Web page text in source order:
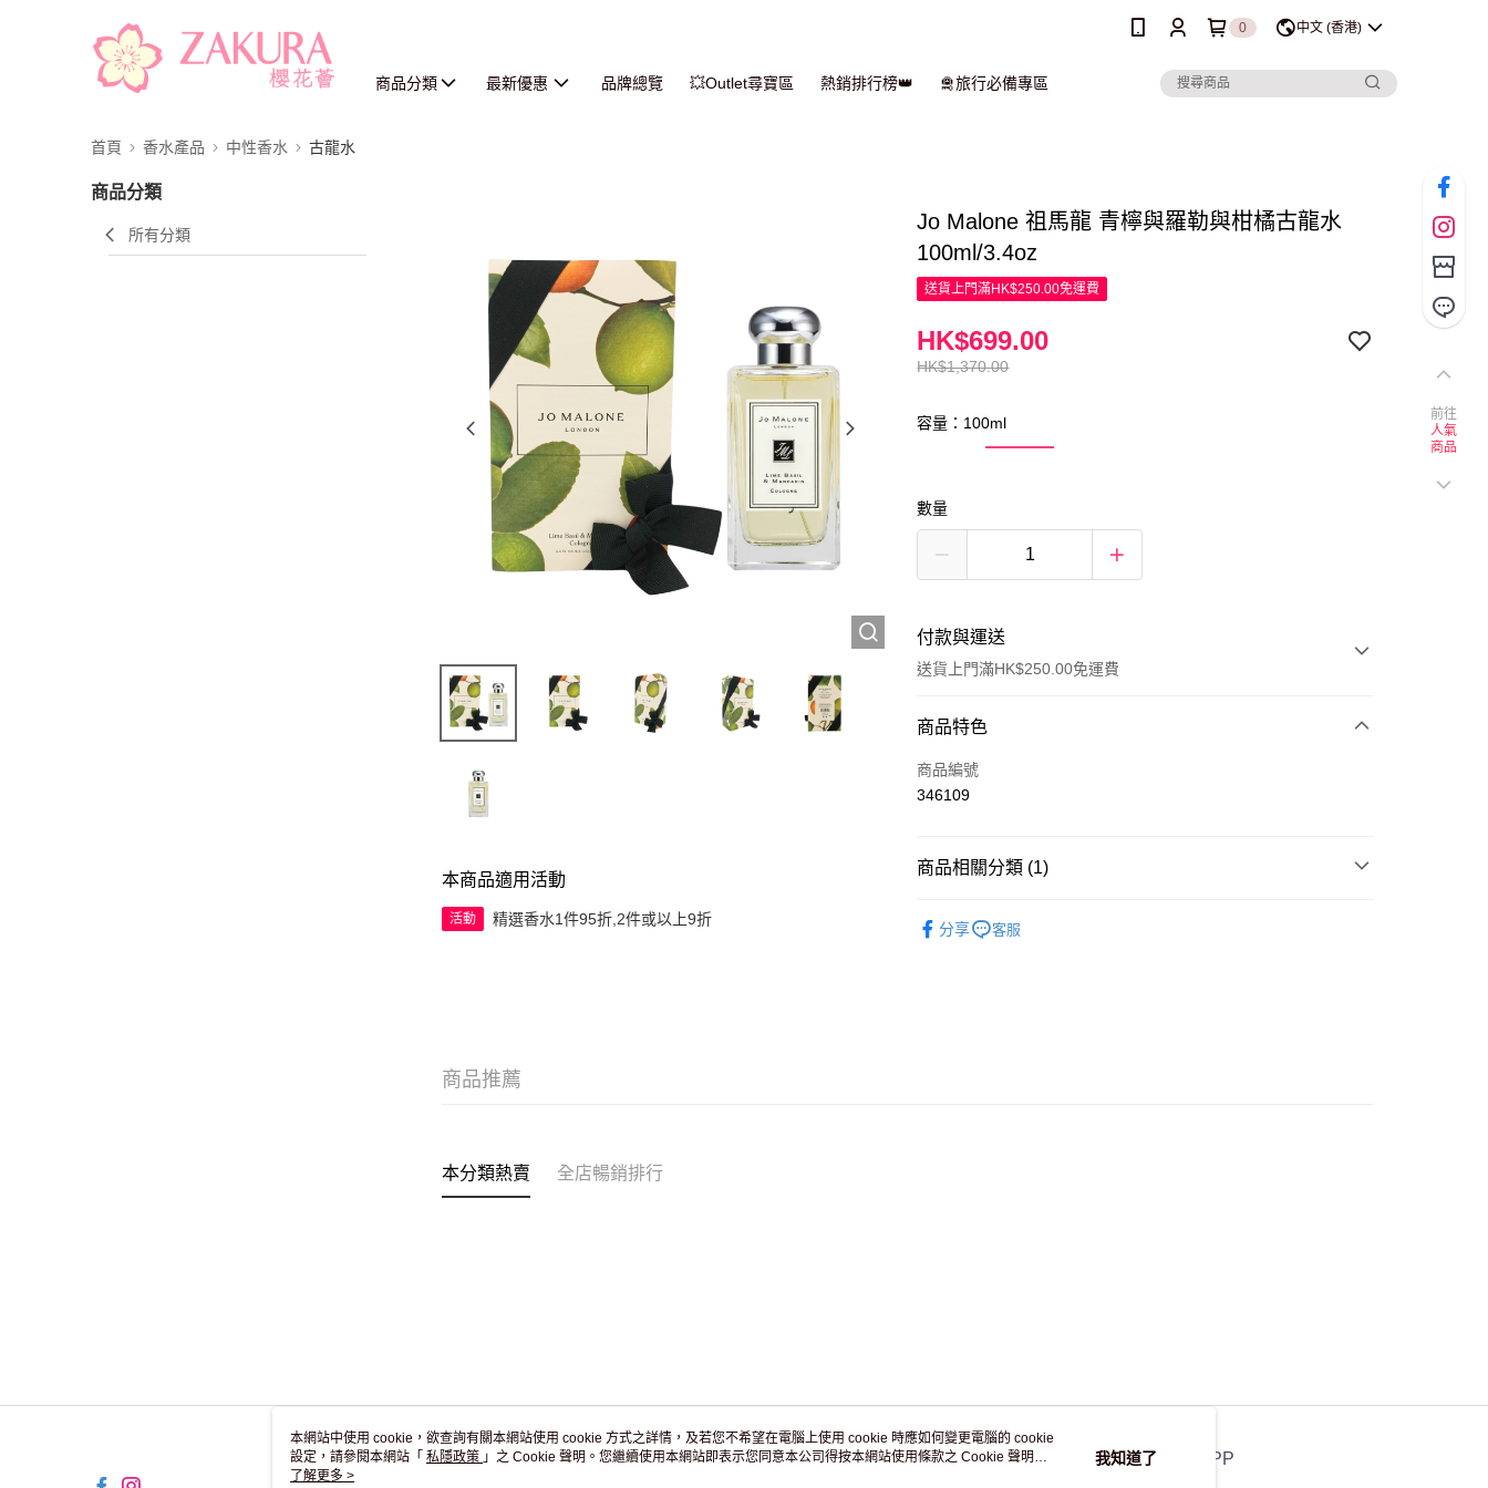
0 中文 (香港)
商品分類 最新優惠 品牌總覽 💥Outlet尋寶區 熱銷排行榜👑 🛅旅行必備專區
首頁 香水產品 中性香水 古龍水
商品分類
所有分類
本商品適用活動
活動 精選香水1件95折,2件或以上9折
Jo Malone 祖馬龍 青檸與羅勒與柑橘古龍水
100ml/3.4oz
送貨上門滿HK$250.00免運費
HK$1,370.00
HK$699.00
容量：100ml
數量
付款與運送
送貨上門滿HK$250.00免運費
付款方式
信用卡
商品特色
商品編號
346109
商品相關分類 (1)
分享
客服
商品推薦
本分類熱賣 全店暢銷排行
關於我們 客戶服務 官方APP
前往
人氣
商品
本網站中使用 cookie，欲查詢有關本網站使用 cookie 方式之詳情，及若您不希望在電腦上使用 cookie 時應如何變更電腦的 cookie
設定，請參閱本網站「 私隱政策 」之 Cookie 聲明。您繼續使用本網站即表示您同意本公司得按本網站使用條款之 Cookie 聲明使
用 cookie。
了解更多 >
我知道了